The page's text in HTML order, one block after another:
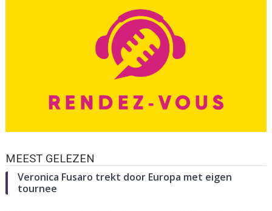
MEEST GELEZEN
Veronica Fusaro trekt door Europa met eigen
tournee